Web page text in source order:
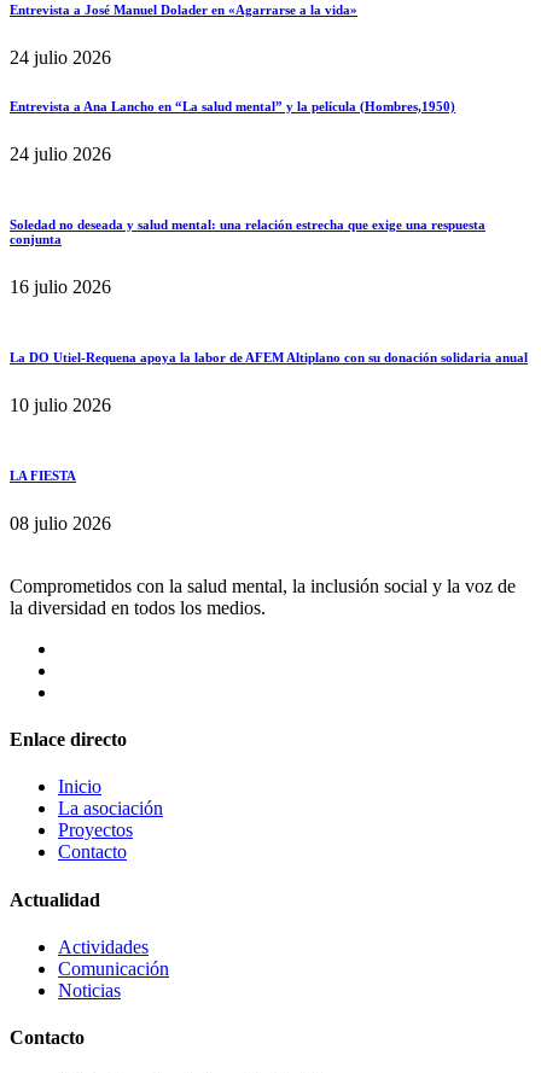
Entrevista a José Manuel Dolader en «Agarrarse a la vida»
24 julio 2026
Entrevista a Ana Lancho en “La salud mental” y la película (Hombres,1950)
24 julio 2026
Soledad no deseada y salud mental: una relación estrecha que exige una respuesta
conjunta
16 julio 2026
La DO Utiel-Requena apoya la labor de AFEM Altiplano con su donación solidaria anual
10 julio 2026
LA FIESTA
08 julio 2026
Comprometidos con la salud mental, la inclusión social y la voz de
la diversidad en todos los medios.
Enlace directo
Inicio
La asociación
Proyectos
Contacto
Actualidad
Actividades
Comunicación
Noticias
Contacto